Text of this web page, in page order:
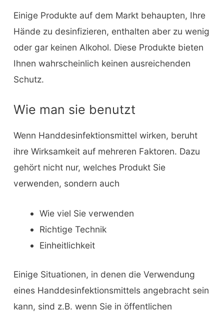
Einige Produkte auf dem Markt behaupten, Ihre
Hände zu desinfizieren, enthalten aber zu wenig
oder gar keinen Alkohol. Diese Produkte bieten
Ihnen wahrscheinlich keinen ausreichenden
Schutz.
Wie man sie benutzt
Wenn Handdesinfektionsmittel wirken, beruht
ihre Wirksamkeit auf mehreren Faktoren. Dazu
gehört nicht nur, welches Produkt Sie
verwenden, sondern auch
Wie viel Sie verwenden
Richtige Technik
Einheitlichkeit
Einige Situationen, in denen die Verwendung
eines Handdesinfektionsmittels angebracht sein
kann, sind z.B. wenn Sie in öffentlichen